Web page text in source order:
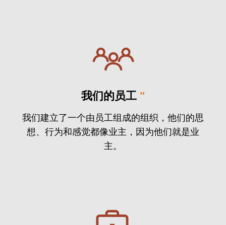
我们的员工 "
我们建立了一个由员工组成的组织，他们的思
想、行为和感觉都像业主，因为他们就是业
主。